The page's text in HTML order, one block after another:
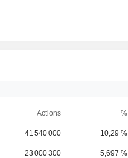
Actions %
41 540 000 10,29 %
23 000 300 5,697 %